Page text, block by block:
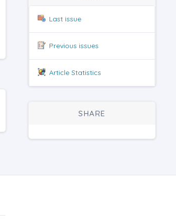
Last issue
Previous issues
Article Statistics
SHARE